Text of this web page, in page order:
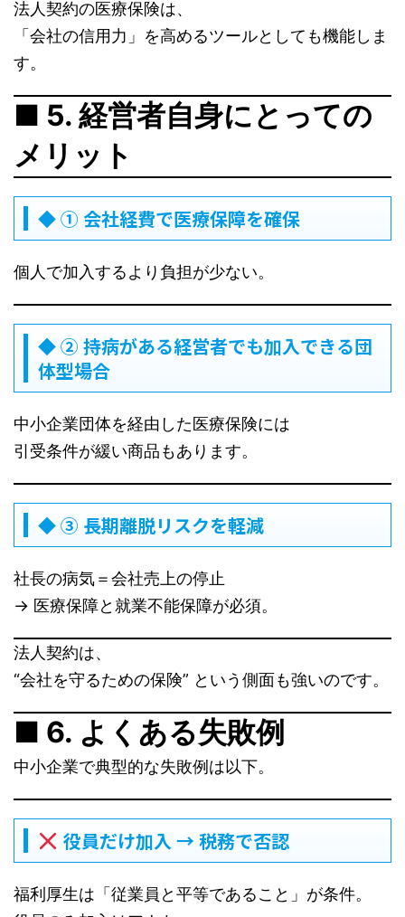
法人契約の医療保険は、
「会社の信用力」を高めるツールとしても機能しま
す。
■ 5. 経営者自身にとっての
メリット
◆ ① 会社経費で医療保障を確保
個人で加入するより負担が少ない。
◆ ② 持病がある経営者でも加入できる団
体型場合
中小企業団体を経由した医療保険には
引受条件が緩い商品もあります。
◆ ③ 長期離脱リスクを軽減
社長の病気＝会社売上の停止
→ 医療保障と就業不能保障が必須。
法人契約は、
“会社を守るための保険” という側面も強いのです。
■ 6. よくある失敗例
中小企業で典型的な失敗例は以下。
役員だけ加入 → 税務で否認
福利厚生は「従業員と平等であること」が条件。